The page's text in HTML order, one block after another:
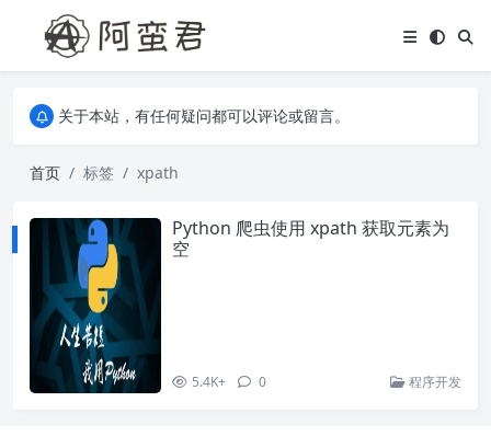
关于本站，有任何疑问都可以评论或留言。
关于本站，有任何疑问都可以评论或留言。
首页
标签 xpath
Python 爬虫使用 xpath 获取元素为
空
5.4K+ 0 程序开发